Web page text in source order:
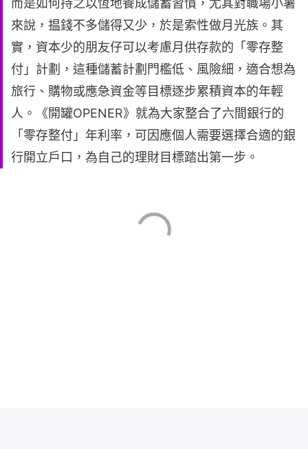
來說，揾錢不多儲得又少，於是索性做月光族。其
實，資本少的朋友仔可以考慮月供存款的「零存整
付」計劃，這種儲蓄計劃門檻低、風險細，適合想為
旅行、購物或應急資金等目標逐步累積資本的年輕
人。《開罐OPENER》就為大家整合了六間銀行的
「零存整付」年利率，可因應個人需要選擇合適的銀
行開立戶口，為自己的理財目標踏出第一步。